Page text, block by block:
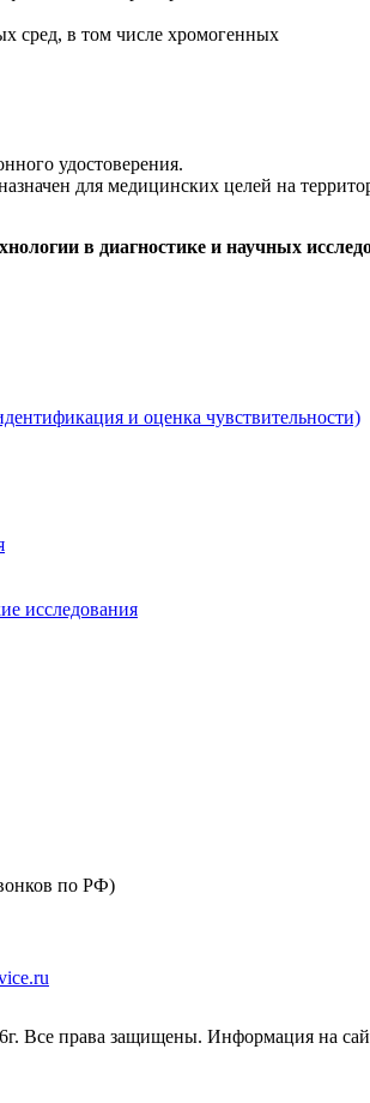
сред, в том числе хромогенных
удостоверения.
для медицинских целей на
в диагностике и научных
и оценка чувствительности)
исследования
по РФ)
права защищены. Информация на